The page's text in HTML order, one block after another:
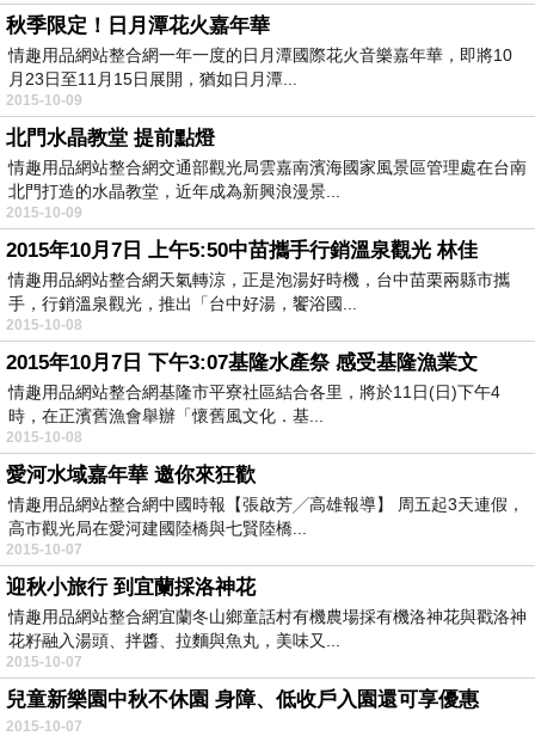
秋季限定！日月潭花火嘉年華
情趣用品網站整合網一年一度的日月潭國際花火音樂嘉年華，即將10
月23日至11月15日展開，猶如日月潭...
2015-10-09
北門水晶教堂 提前點燈
情趣用品網站整合網交通部觀光局雲嘉南濱海國家風景區管理處在台南
北門打造的水晶教堂，近年成為新興浪漫景...
2015-10-09
2015年10月7日 上午5:50中苗攜手行銷溫泉觀光 林佳
情趣用品網站整合網天氣轉涼，正是泡湯好時機，台中苗栗兩縣市攜
手，行銷溫泉觀光，推出「台中好湯，饗浴國...
2015-10-08
2015年10月7日 下午3:07基隆水產祭 感受基隆漁業文
情趣用品網站整合網基隆市平寮社區結合各里，將於11日(日)下午4
時，在正濱舊漁會舉辦「懷舊風文化．基...
2015-10-08
愛河水域嘉年華 邀你來狂歡
情趣用品網站整合網中國時報【張啟芳╱高雄報導】 周五起3天連假，
高市觀光局在愛河建國陸橋與七賢陸橋...
2015-10-07
迎秋小旅行 到宜蘭採洛神花
情趣用品網站整合網宜蘭冬山鄉童話村有機農場採有機洛神花與戳洛神
花籽融入湯頭、拌醬、拉麵與魚丸，美味又...
2015-10-07
兒童新樂園中秋不休園 身障、低收戶入園還可享優惠
2015-10-07